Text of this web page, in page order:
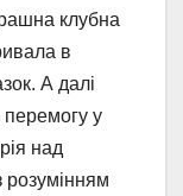
клубна
в
А далі
перемогу у
над